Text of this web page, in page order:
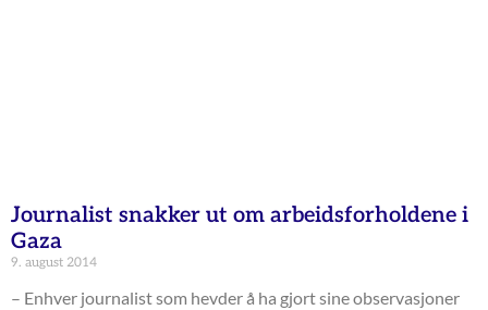
Journalist snakker ut om arbeidsforholdene i
Gaza
9. august 2014
– Enhver journalist som hevder å ha gjort sine observasjoner